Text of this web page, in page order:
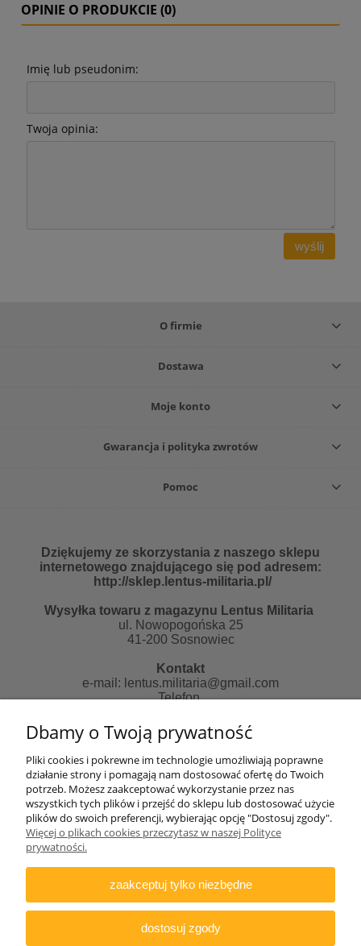
OPINIE O PRODUKCIE (0)
Imię lub pseudonim:
Twoja opinia:
wyślij
O firmie
Dostawa
Moje konto
Gwarancja i polityka zwrotów
Pomoc
Dziękujemy ze skorzystania z naszego sklepu
internetowego znajdującego się pod adresem:
http://sklep.lentus-militaria.pl/
Wysyłka towaru z magazynu Lentus Militaria
ul. Nowopogońska 25
41-200 Sosnowiec
Kontakt
e-mail: lentus.militaria@gmail.com
Telefon
Zapraszamy do skorzystania z naszych usług:
Strona informacyjna:
http://lentus-militaria.pl/
oraz usług Agencji fotograficznej
http://zatrzymanewkadrze.com.pl/
Lentus Rafał Nizicki
ul. Generała Andersa 2e/77
41-200 Sosnowiec
NIP: 644-307-79-15
w/w adresach nie prowadzimy pod nim sklepu
Dbamy o Twoją prywatność
Pliki cookies i pokrewne im technologie umożliwiają poprawne
działanie strony i pomagają nam dostosować ofertę do Twoich
potrzeb. Możesz zaakceptować wykorzystanie przez nas
wszystkich tych plików i przejść do sklepu lub dostosować użycie
plików do swoich preferencji, wybierając opcję "Dostosuj zgody".
Więcej o plikach cookies przeczytasz w naszej Polityce
prywatności.
zaakceptuj tylko niezbędne
dostosuj zgody